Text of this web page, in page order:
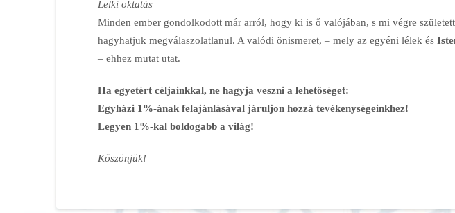
Lelki oktatás
Minden ember gondolkodott már arról, hogy ki is ő valójában, s mi végre
hagyhatjuk megválaszolatlanul. A valódi önismeret, – mely az egyéni lélek és
– ehhez mutat utat.
Ha egyetért céljainkkal, ne hagyja veszni a lehetőséget:
Egyházi 1%-ának felajánlásával járuljon hozzá tevékenységeinkhez!
Legyen 1%-kal boldogabb a világ!
Köszönjük!